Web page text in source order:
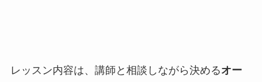
レッスン内容は、講師と相談しながら決めるオー